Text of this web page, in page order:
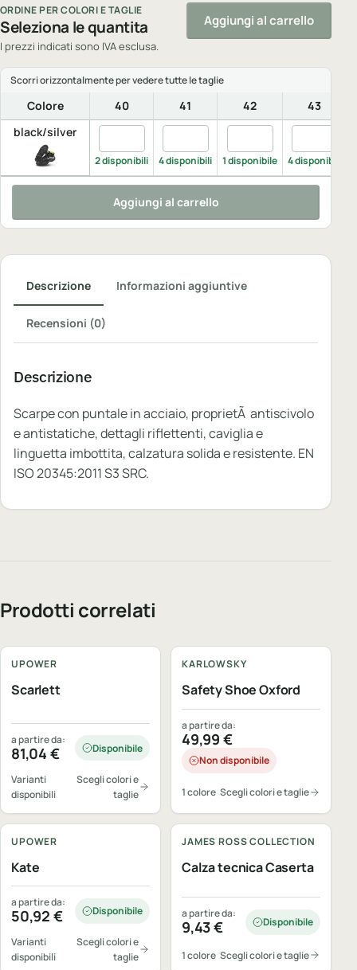
ORDINE PER COLORI E TAGLIE
Seleziona le quantita
I prezzi indicati sono IVA esclusa.
Aggiungi al carrello
Colore 40 41 42
43
black/silver
2 disponibili 4 disponibili 1 disponibile 4 disponibili
Aggiungi al carrello
Descrizione Informazioni aggiuntive
Recensioni (0)
Descrizione
Scarpe con puntale in acciaio, proprietÃ antiscivolo
e antistatiche, dettagli riflettenti, caviglia e
linguetta imbottita, calzatura solida e resistente. EN
ISO 20345:2011 S3 SRC.
Prodotti correlati
UPOWER
Scarlett
a partire da:
81,04 € Disponibile
Varianti
disponibili
Scegli colori e
taglie
KARLOWSKY
Safety Shoe Oxford
a partire da:
49,99 €
Non disponibile
1 colore Scegli colori e taglie
UPOWER
Kate
a partire da:
50,92 € Disponibile
Varianti
disponibili
Scegli colori e
taglie
JAMES ROSS COLLECTION
Calza tecnica Caserta
a partire da:
9,43€ Disponibile
1 colore Scegli colori e taglie